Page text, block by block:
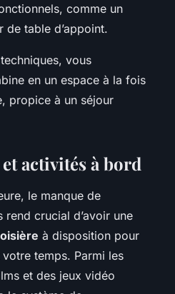
comme un
table d’appoint.
vous
en un espace à la fois
propice à un séjour
activités à bord
le manque de
crucial d’avoir une
à disposition pour
temps. Parmi les
et des jeux vidéo